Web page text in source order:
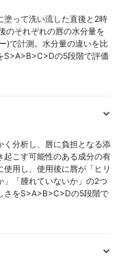
塗って洗い流した直後と2時
のそれぞれの唇の水分量を
)で計測。水分量の違いを比
S>A>B>C>Dの5段階で評価
く分析し、唇に負担となる添
起こす可能性のある成分の有
用し、使用後に唇が「ヒリ
」「腫れていないか」の2つ
さをS>A>B>C>Dの5段階で